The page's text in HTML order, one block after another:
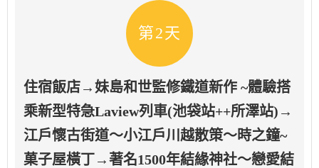
第2天
住宿飯店→妹島和世監修鐵道新作 ~體驗搭
乘新型特急Laview列車(池袋站++所澤站)→
江戶懷古街道～小江戶川越散策～時之鐘~
菓子屋橫丁→著名1500年結緣神社～戀愛結